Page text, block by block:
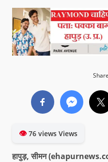
👁76 views Views
हापुड़, सीमन